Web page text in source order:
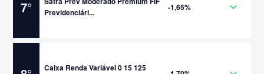
7°
Previdenciári...
-1,65%
Caixa Renda Variável 0 15 125